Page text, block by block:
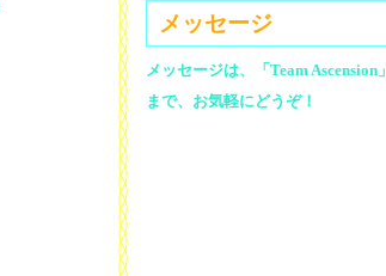
メッセージ
メッセージは、「Team Ascension」
まで、お気軽にどうぞ！